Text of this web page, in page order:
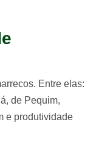
Entre elas:
de Pequim,
e produtividade